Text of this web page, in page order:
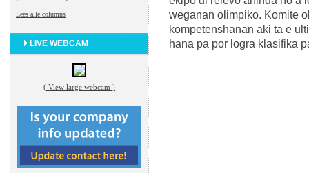
Lees alle columns
LIVE WEBCAM
( View large webcam )
weganan olimpiko. Komite
kompetenshanan aki ta e
hana pa por logra klasifika